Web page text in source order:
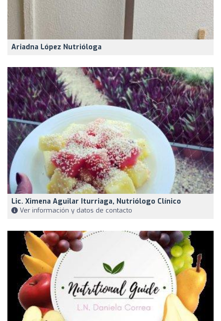
Ariadna López Nutrióloga
Lic. Ximena Aguilar Iturriaga, Nutriólogo Clínico
Ver información y datos de contacto